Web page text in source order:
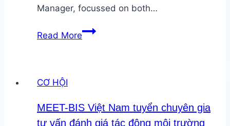
Manager, focussed on both…
Read MoreTuyển
city)
CƠ HỘI
MEET-BIS Việt Nam tuyển chuyên gia
tư vấn đánh giá tác động môi trường